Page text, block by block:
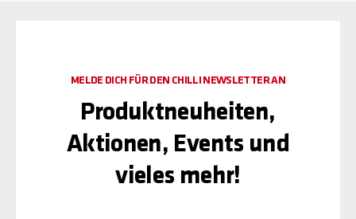
MELDE DICH FÜR DEN CHILLI NEWSLETTER AN
Produktneuheiten,
Aktionen, Events und
vieles mehr!